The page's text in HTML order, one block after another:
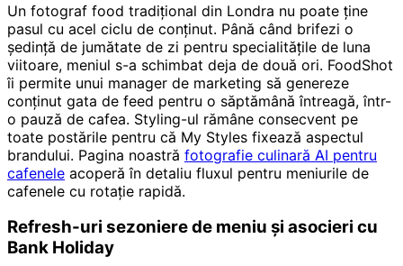
Un fotograf food tradițional din Londra nu poate ține
pasul cu acel ciclu de conținut. Până când brifezi o
ședință de jumătate de zi pentru specialitățile de luna
viitoare, meniul s-a schimbat deja de două ori. FoodShot
îi permite unui manager de marketing să genereze
conținut gata de feed pentru o săptămână întreagă, într-
o pauză de cafea. Styling-ul rămâne consecvent pe
toate postările pentru că My Styles fixează aspectul
brandului. Pagina noastră fotografie culinară AI pentru
cafenele acoperă în detaliu fluxul pentru meniurile de
cafenele cu rotație rapidă.
Refresh-uri sezoniere de meniu și asocieri cu
Bank Holiday